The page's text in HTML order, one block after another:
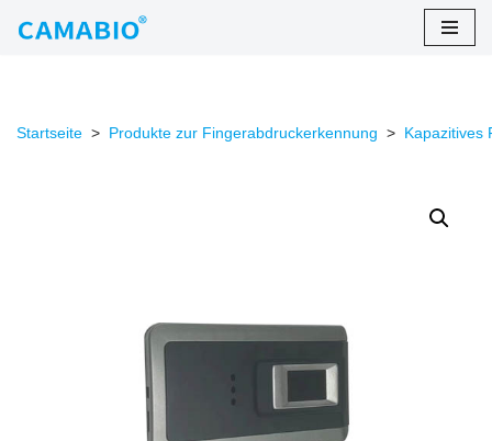
Startseite > Produkte zur Fingerabdruckerkennung > Kapazitives